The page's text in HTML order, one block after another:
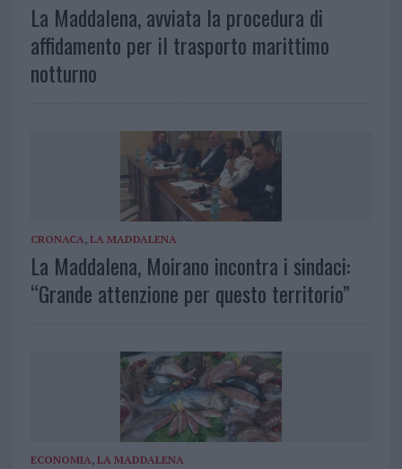
La Maddalena, avviata la procedura di
affidamento per il trasporto marittimo
notturno
CRONACA, LA MADDALENA
La Maddalena, Moirano incontra i sindaci:
“Grande attenzione per questo territorio”
ECONOMIA, LA MADDALENA